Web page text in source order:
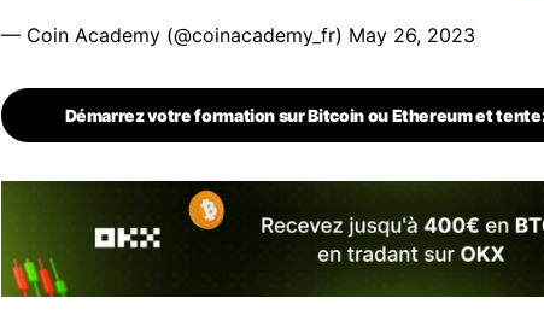
— Coin Academy (@coinacademy_fr) May 26, 2023
Démarrez votre formation sur Bitcoin ou Ethereum et